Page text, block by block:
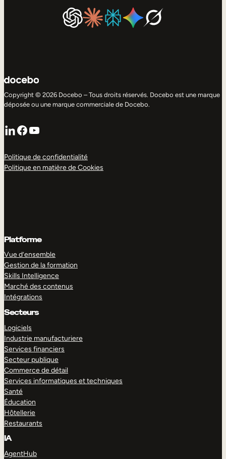
Copyright © 2026 Docebo – Tous droits réservés. Docebo est une marque
déposée ou une marque commerciale de Docebo.
LinkedIn
Facebook
YouTube
Politique de confidentialité
Politique en matière de Cookies
Platforme
Vue d’ensemble
Gestion de la formation
Skills Intelligence
Marché des contenus
Intégrations
Secteurs
Logiciels
Industrie manufacturiere
Services financiers
Secteur publique
Commerce de détail
Services informatiques et techniques
Santé
Éducation
Hôtellerie
Restaurants
IA
AgentHub